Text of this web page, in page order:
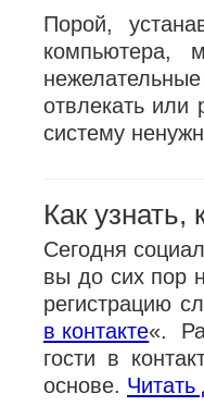
Порой,
компьютера,
отвлекать или
систему
Как узнать,
Сегодня
вы до сих пор
регистрацию
в контакте«.
гости в
основе.